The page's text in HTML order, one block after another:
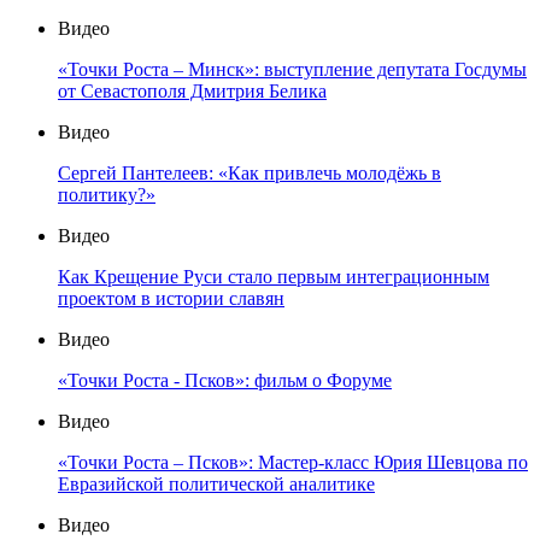
Видео
«Точки Роста – Минск»: выступление депутата Госдумы
от Севастополя Дмитрия Белика
Видео
Сергей Пантелеев: «Как привлечь молодёжь в
политику?»
Видео
Как Крещение Руси стало первым интеграционным
проектом в истории славян
Видео
«Точки Роста - Псков»: фильм о Форуме
Видео
«Точки Роста – Псков»: Мастер-класс Юрия Шевцова по
Евразийской политической аналитике
Видео